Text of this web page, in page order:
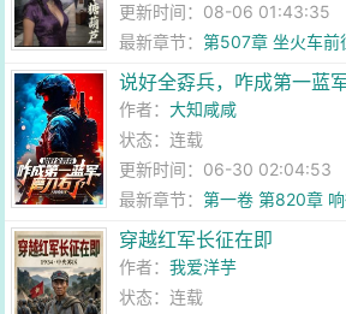
更新时间：08-06 01:43:35
最新章节：第507章 坐火车前
说好全孬兵，咋成第一蓝
作者：大知咸咸
状态：连载
更新时间：06-30 02:04:53
最新章节：第一卷 第820章 响
穿越红军长征在即
作者：我爱洋芋
状态：连载